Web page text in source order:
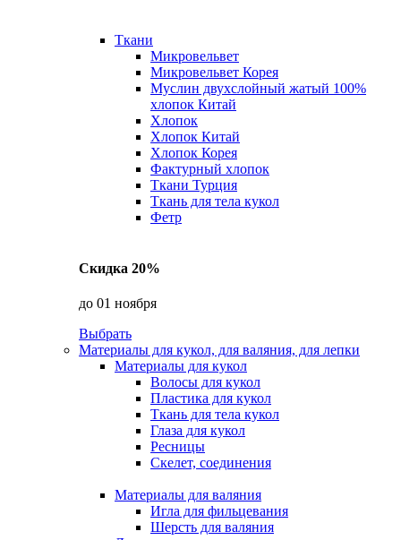
Ткани
Микровельвет
Микровельвет Корея
Муслин двухслойный жатый 100%
хлопок Китай
Хлопок
Хлопок Китай
Хлопок Корея
Фактурный хлопок
Ткани Турция
Ткань для тела кукол
Фетр
Скидка 20%
до 01 ноября
Выбрать
Материалы для кукол, для валяния, для лепки
Материалы для кукол
Волосы для кукол
Пластика для кукол
Ткань для тела кукол
Глаза для кукол
Ресницы
Скелет, соединения
Материалы для валяния
Игла для фильцевания
Шерсть для валяния